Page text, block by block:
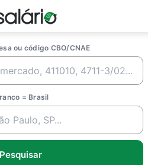
ou código CBO/CNAE
= Brasil
Pesquisar